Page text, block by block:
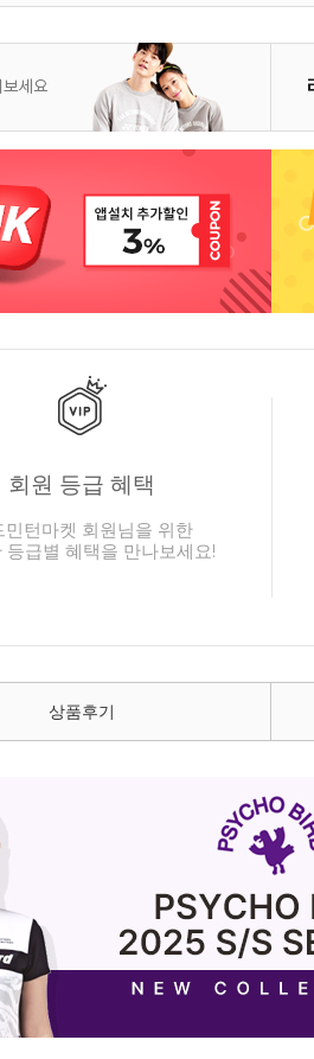
회원 등급 혜택
민턴마켓 회원님을 위한
등급별 혜택을 만나보세요!
상품후기